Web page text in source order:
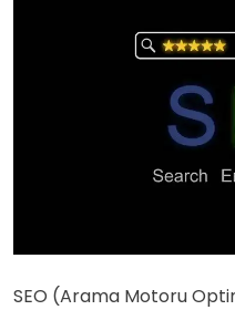
SEO (Arama Motoru